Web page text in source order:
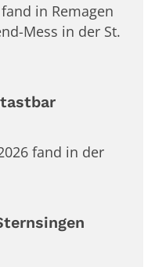
in Remagen
Mess in der St.
fand in der